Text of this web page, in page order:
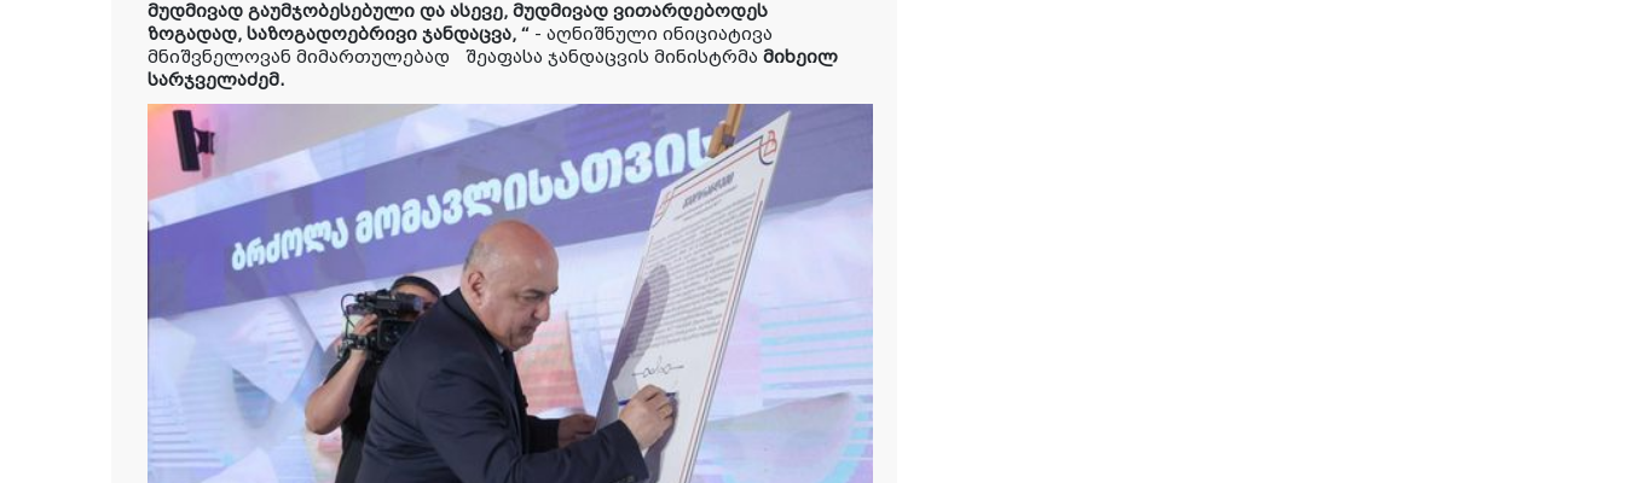
მუდმივად გაუმჯობესებული და ასევე, მუდმივად ვითარდებოდეს
ზოგადად, საზოგადოებრივი ჯანდაცვა, “ - აღნიშნული ინიციატივა
მნიშვნელოვან მიმართულებად შეაფასა ჯანდაცვის მინისტრმა მიხეილ
სარჯველაძემ.